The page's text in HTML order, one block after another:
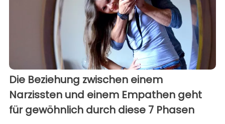
Die Beziehung zwischen einem
Narzissten und einem Empathen geht
für gewöhnlich durch diese 7 Phasen